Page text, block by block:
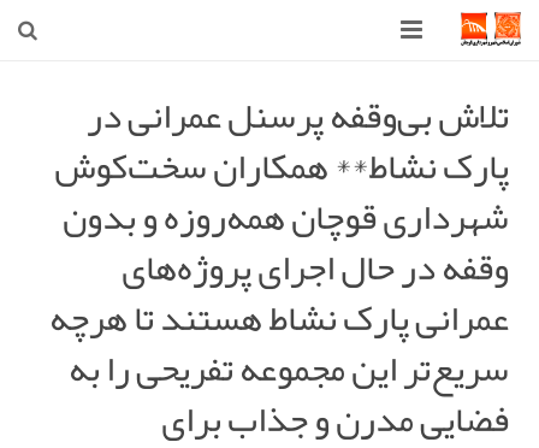
اخبار روز
تلاش بی‌وقفه پرسنل عمرانی در
پارک نشاط** همکاران سخت‌کوش
شهرداری قوچان همه‌روزه و بدون
وقفه در حال اجرای پروژه‌های
عمرانی پارک نشاط هستند تا هرچه
سریع‌تر این مجموعه تفریحی را به
فضایی مدرن و جذاب برای